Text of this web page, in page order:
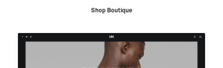
Shop Boutique